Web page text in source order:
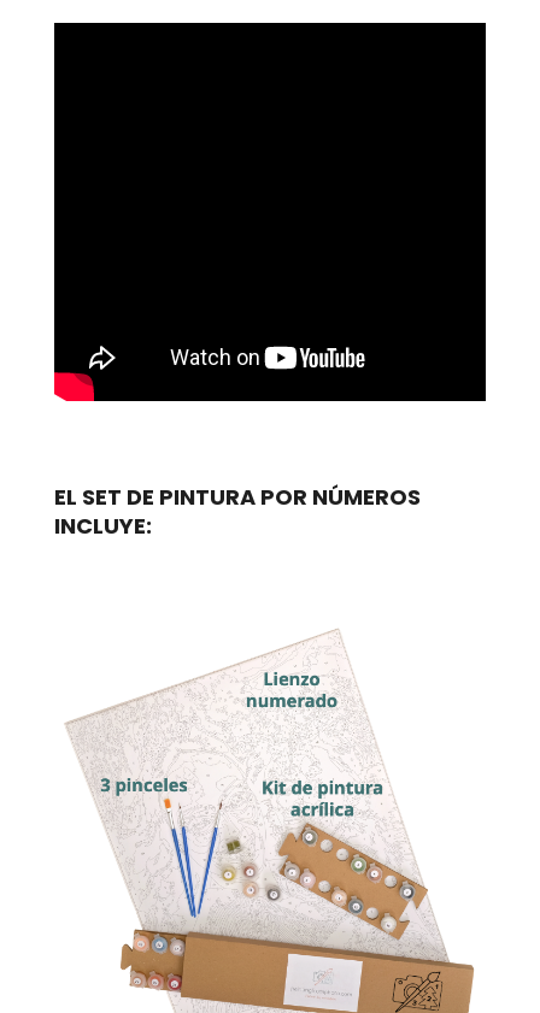
EL SET DE PINTURA POR NÚMEROS
INCLUYE: